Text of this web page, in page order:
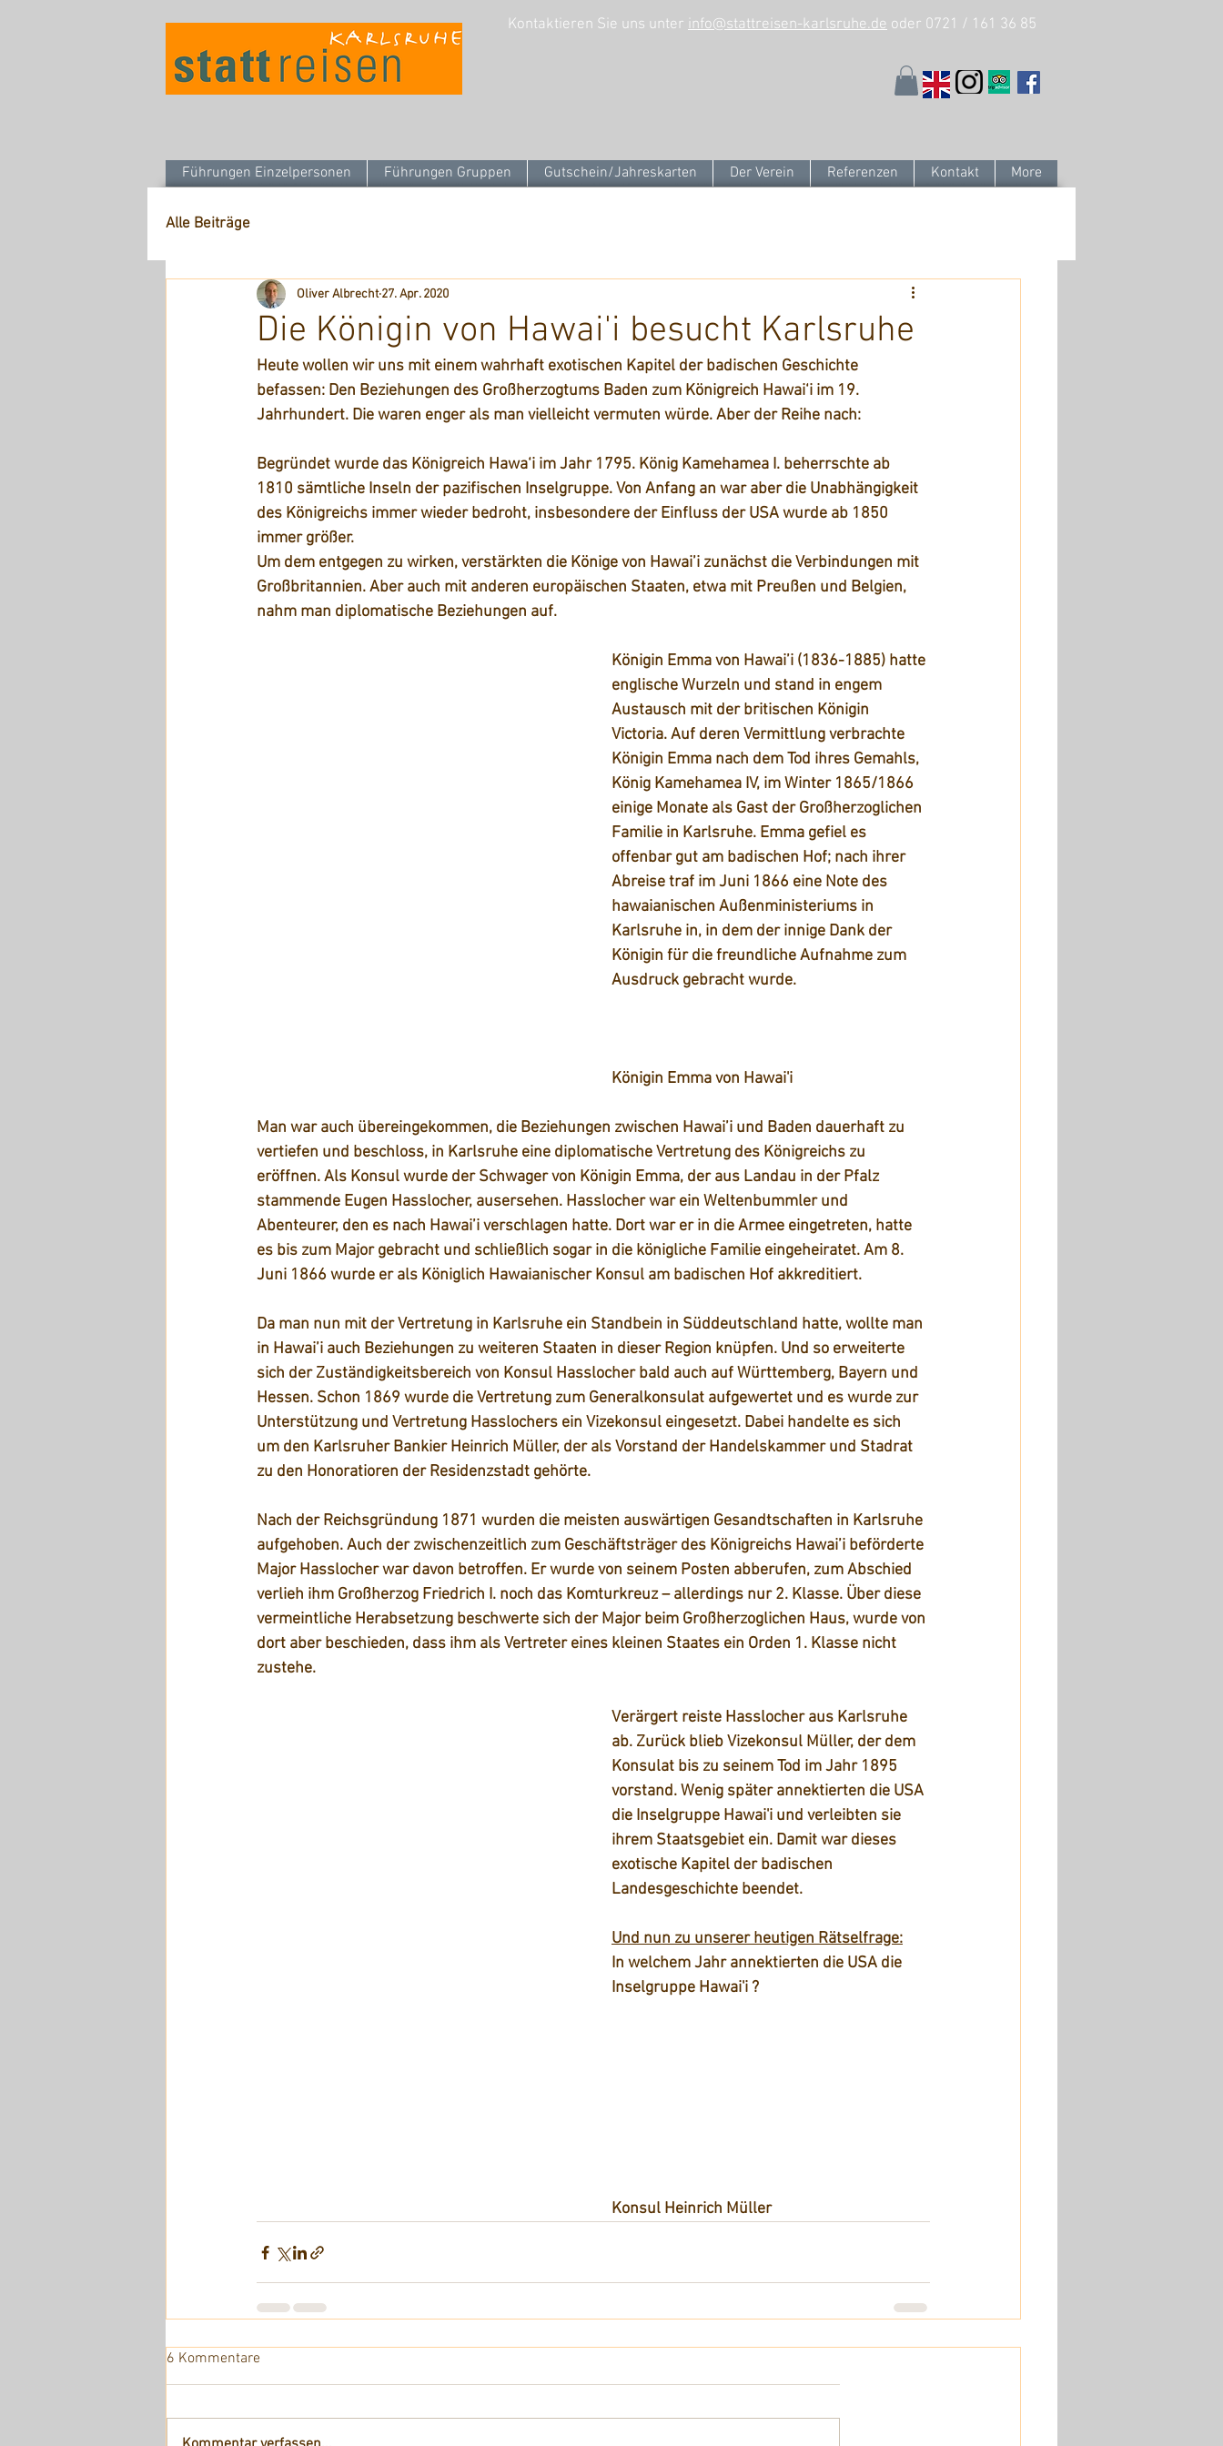
Kontaktieren Sie uns unter info@stattreisen-karlsruhe.de oder 0721 / 161 36 85
Führungen Einzelpersonen Führungen Gruppen Gutschein/Jahreskarten Der Verein Referenzen Kontakt More
Alle Beiträge
Die Königin von Hawai'i besucht Karlsruhe
Oliver Albrecht 27. Apr. 2020
Heute wollen wir uns mit einem wahrhaft exotischen Kapitel der badischen Geschichte
befassen: Den Beziehungen des Großherzogtums Baden zum Königreich Hawai‘i im 19.
Jahrhundert. Die waren enger als man vielleicht vermuten würde. Aber der Reihe nach:
Begründet wurde das Königreich Hawa‘i im Jahr 1795. König Kamehamea I. beherrschte ab
1810 sämtliche Inseln der pazifischen Inselgruppe. Von Anfang an war aber die Unabhängigkeit
des Königreichs immer wieder bedroht, insbesondere der Einfluss der USA wurde ab 1850
immer größer.
Um dem entgegen zu wirken, verstärkten die Könige von Hawai’i zunächst die Verbindungen mit
Großbritannien. Aber auch mit anderen europäischen Staaten, etwa mit Preußen und Belgien,
nahm man diplomatische Beziehungen auf.
Königin Emma von Hawai’i (1836-1885) hatte
englische Wurzeln und stand in engem
Austausch mit der britischen Königin
Victoria. Auf deren Vermittlung verbrachte
Königin Emma nach dem Tod ihres Gemahls,
König Kamehamea IV, im Winter 1865/1866
einige Monate als Gast der Großherzoglichen
Familie in Karlsruhe. Emma gefiel es
offenbar gut am badischen Hof; nach ihrer
Abreise traf im Juni 1866 eine Note des
hawaianischen Außenministeriums in
Karlsruhe in, in dem der innige Dank der
Königin für die freundliche Aufnahme zum
Ausdruck gebracht wurde.
Königin Emma von Hawai'i
Man war auch übereingekommen, die Beziehungen zwischen Hawai’i und Baden dauerhaft zu
vertiefen und beschloss, in Karlsruhe eine diplomatische Vertretung des Königreichs zu
eröffnen. Als Konsul wurde der Schwager von Königin Emma, der aus Landau in der Pfalz
stammende Eugen Hasslocher, ausersehen. Hasslocher war ein Weltenbummler und
Abenteurer, den es nach Hawai’i verschlagen hatte. Dort war er in die Armee eingetreten, hatte
es bis zum Major gebracht und schließlich sogar in die königliche Familie eingeheiratet. Am 8.
Juni 1866 wurde er als Königlich Hawaianischer Konsul am badischen Hof akkreditiert.
Da man nun mit der Vertretung in Karlsruhe ein Standbein in Süddeutschland hatte, wollte man
in Hawai’i auch Beziehungen zu weiteren Staaten in dieser Region knüpfen. Und so erweiterte
sich der Zuständigkeitsbereich von Konsul Hasslocher bald auch auf Württemberg, Bayern und
Hessen. Schon 1869 wurde die Vertretung zum Generalkonsulat aufgewertet und es wurde zur
Unterstützung und Vertretung Hasslochers ein Vizekonsul eingesetzt. Dabei handelte es sich
um den Karlsruher Bankier Heinrich Müller, der als Vorstand der Handelskammer und Stadrat
zu den Honoratioren der Residenzstadt gehörte.
Nach der Reichsgründung 1871 wurden die meisten auswärtigen Gesandtschaften in Karlsruhe
aufgehoben. Auch der zwischenzeitlich zum Geschäftsträger des Königreichs Hawai’i beförderte
Major Hasslocher war davon betroffen. Er wurde von seinem Posten abberufen, zum Abschied
verlieh ihm Großherzog Friedrich I. noch das Komturkreuz – allerdings nur 2. Klasse. Über diese
vermeintliche Herabsetzung beschwerte sich der Major beim Großherzoglichen Haus, wurde von
dort aber beschieden, dass ihm als Vertreter eines kleinen Staates ein Orden 1. Klasse nicht
zustehe.
Verärgert reiste Hasslocher aus Karlsruhe
ab. Zurück blieb Vizekonsul Müller, der dem
Konsulat bis zu seinem Tod im Jahr 1895
vorstand. Wenig später annektierten die USA
die Inselgruppe Hawai'i und verleibten sie
ihrem Staatsgebiet ein. Damit war dieses
exotische Kapitel der badischen
Landesgeschichte beendet.
Und nun zu unserer heutigen Rätselfrage:
In welchem Jahr annektierten die USA die
Inselgruppe Hawai'i ?
Konsul Heinrich Müller
6 Kommentare